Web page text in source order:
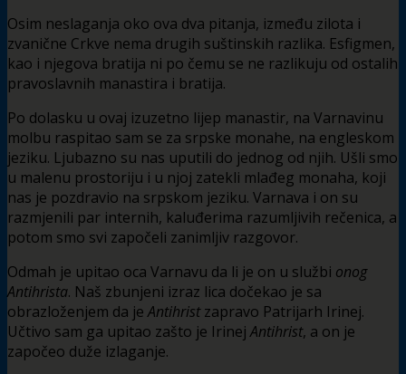
Osim neslaganja oko ova dva pitanja, između zilota i
zvanične Crkve nema drugih suštinskih razlika. Esfigmen,
kao i njegova bratija ni po čemu se ne razlikuju od ostalih
pravoslavnih manastira i bratija.
Po dolasku u ovaj izuzetno lijep manastir, na Varnavinu
molbu raspitao sam se za srpske monahe, na engleskom
jeziku. Ljubazno su nas uputili do jednog od njih. Ušli smo
u malenu prostoriju i u njoj zatekli mlađeg monaha, koji
nas je pozdravio na srpskom jeziku. Varnava i on su
razmjenili par internih, kaluđerima razumljivih rečenica, a
potom smo svi započeli zanimljiv razgovor.
Odmah je upitao oca Varnavu da li je on u službi onog
Antihrista. Naš zbunjeni izraz lica dočekao je sa
obrazloženjem da jeAntihristzapravo Patrijarh Irinej.
Učtivo sam ga upitao zašto je IrinejAntihrist, a on je
započeo duže izlaganje.